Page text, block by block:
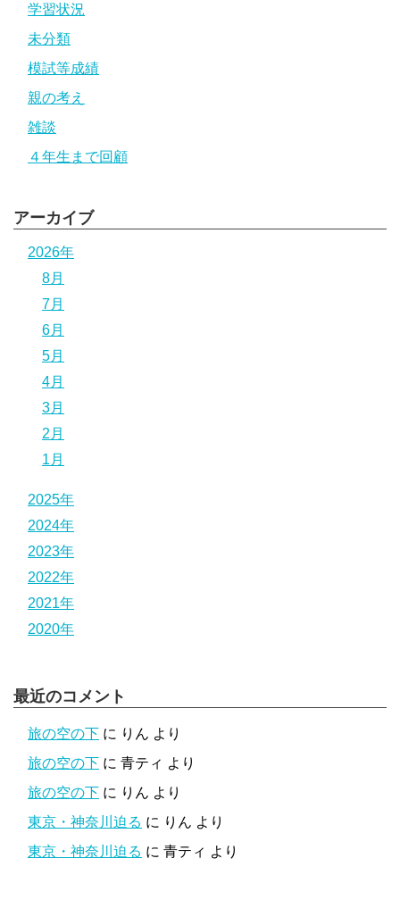
学習状況
未分類
模試等成績
親の考え
雑談
４年生まで回顧
アーカイブ
2026年
8月
7月
6月
5月
4月
3月
2月
1月
2025年
2024年
2023年
2022年
2021年
2020年
最近のコメント
旅の空の下 に りん より
旅の空の下 に 青ティ より
旅の空の下 に りん より
東京・神奈川迫る に りん より
東京・神奈川迫る に 青ティ より